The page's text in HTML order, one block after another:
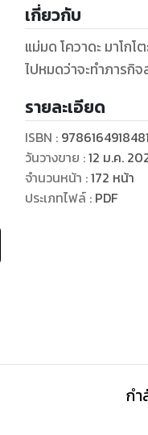
เกี่ยวกับ
แม่มด โควาดะ มาโก
ไปหมดว่าจะทำภารกิ
รายละเอียด
ISBN : 9786164918481
วันวางขาย :12 ม.ค.
จำนวนหน้า :172 หน้า
ประเภทไฟล์: PDF
กำ